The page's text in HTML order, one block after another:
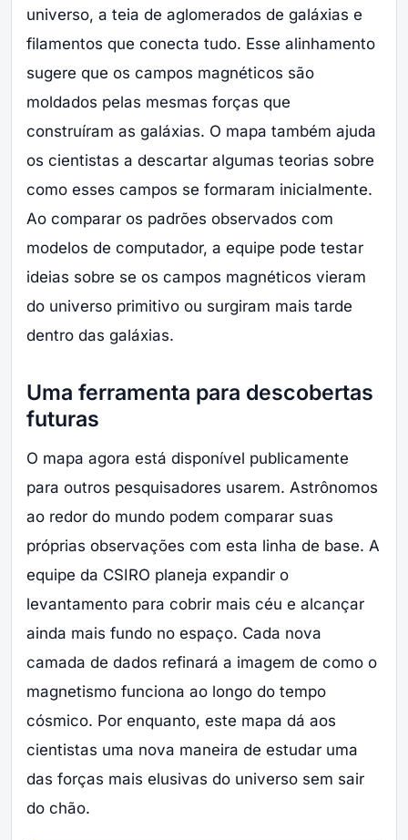
universo, a teia de aglomerados de galáxias e
filamentos que conecta tudo. Esse alinhamento
sugere que os campos magnéticos são
moldados pelas mesmas forças que
construíram as galáxias. O mapa também ajuda
os cientistas a descartar algumas teorias sobre
como esses campos se formaram inicialmente.
Ao comparar os padrões observados com
modelos de computador, a equipe pode testar
ideias sobre se os campos magnéticos vieram
do universo primitivo ou surgiram mais tarde
dentro das galáxias.
Uma ferramenta para descobertas
futuras
O mapa agora está disponível publicamente
para outros pesquisadores usarem. Astrônomos
ao redor do mundo podem comparar suas
próprias observações com esta linha de base. A
equipe da CSIRO planeja expandir o
levantamento para cobrir mais céu e alcançar
ainda mais fundo no espaço. Cada nova
camada de dados refinará a imagem de como o
magnetismo funciona ao longo do tempo
cósmico. Por enquanto, este mapa dá aos
cientistas uma nova maneira de estudar uma
das forças mais elusivas do universo sem sair
do chão.